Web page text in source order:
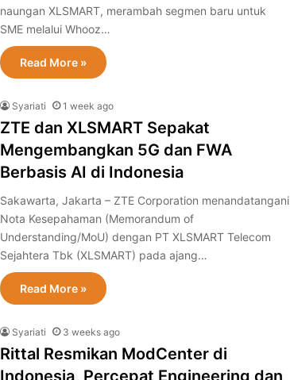
naungan XLSMART, merambah segmen baru untuk
SME melalui Whooz…
Read More »
Syariati 1 week ago
ZTE dan XLSMART Sepakat
Mengembangkan 5G dan FWA
Berbasis AI di Indonesia
Sakawarta, Jakarta – ZTE Corporation menandatangani
Nota Kesepahaman (Memorandum of
Understanding/MoU) dengan PT XLSMART Telecom
Sejahtera Tbk (XLSMART) pada ajang…
Read More »
Syariati 3 weeks ago
Rittal Resmikan ModCenter di
Indonesia, Percepat Engineering dan